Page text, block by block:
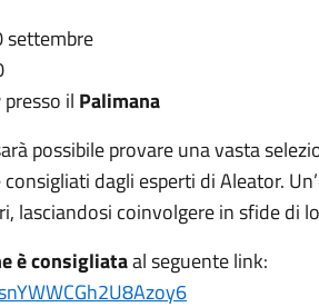
settembre
presso il Palimana
possibile provare una vasta
dagli esperti di Aleator.
lasciandosi coinvolgere in sfide di
è consigliataal seguente link: